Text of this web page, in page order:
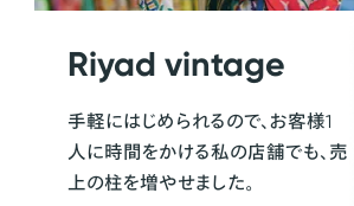
Riyad vintage
手軽にはじめられるので、お客様1
人に時間をかける私の店舗でも、売
上の柱を増やせました。